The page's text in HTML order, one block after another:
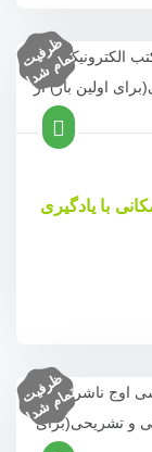
ظ
ر
ف
یت
تم
ام
ش
د
!
با یادگیری
ظ
ر
ف
یت
تم
ام
ش
د
!